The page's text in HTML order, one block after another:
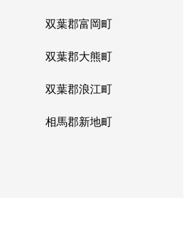
双葉郡富岡町
双葉郡大熊町
双葉郡浪江町
相馬郡新地町